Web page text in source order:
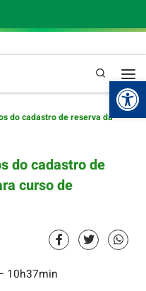
Pesquisa
do cadastro de reserva da
do cadastro de
curso de
10h37min